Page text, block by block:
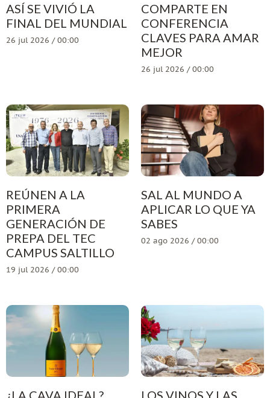
ASÍ SE VIVIÓ LA
FINAL DEL MUNDIAL
26 jul 2026 / 00:00
COMPARTE EN
CONFERENCIA
CLAVES PARA AMAR
MEJOR
26 jul 2026 / 00:00
REÚNEN A LA
PRIMERA
GENERACIÓN DE
PREPA DEL TEC
CAMPUS SALTILLO
19 jul 2026 / 00:00
SAL AL MUNDO A
APLICAR LO QUE YA
SABES
02 ago 2026 / 00:00